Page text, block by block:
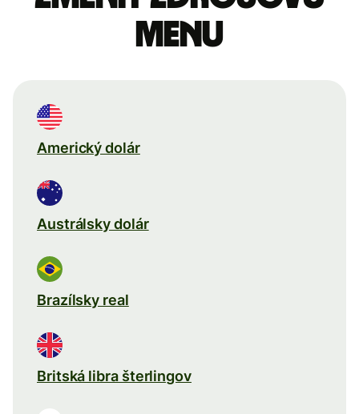
menu
Americký dolár
Austrálsky dolár
Brazílsky real
Britská libra šterlingov